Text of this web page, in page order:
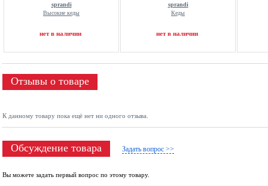
sprandi
Высокие кеды
нет в наличии
sprandi
Кеды
нет в наличии
Отзывы о товаре
К данному товару пока ещё нет ни одного отзыва.
Обсуждение товара Задать вопрос >>
Вы можете задать первый вопрос по этому товару.